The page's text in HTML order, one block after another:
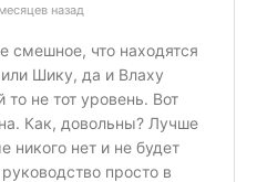
назад
смешное, что находятся
Шику, да и Влаху
не тот уровень. Вот
Как, довольны? Лучше
нет и не будет
просто в